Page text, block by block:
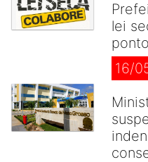
lei
16/